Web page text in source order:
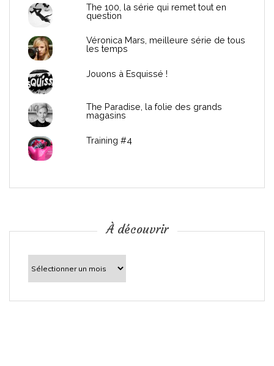
c
The 100, la série qui remet tout en
question
Véronica Mars, meilleure série de tous
les temps
Jouons à Esquissé !
The Paradise, la folie des grands
magasins
Training #4
À découvrir
À
découvrir